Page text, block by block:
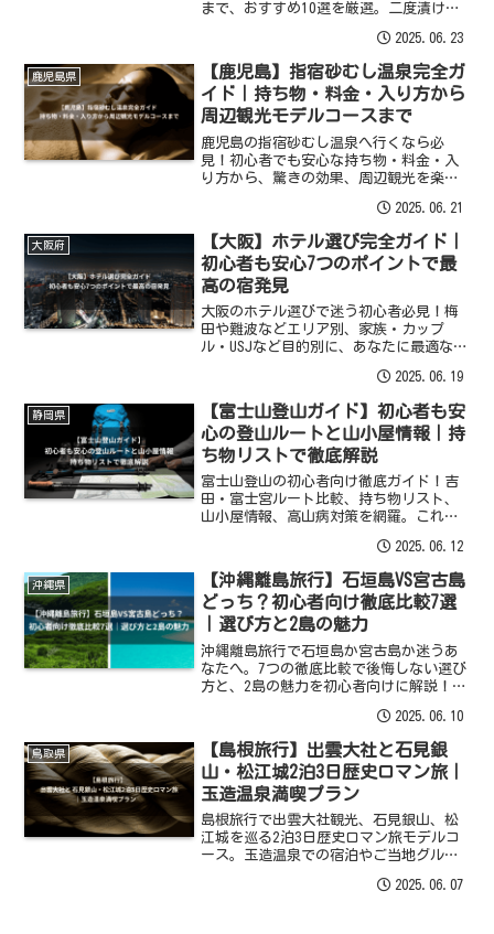
まで、おすすめ10選を厳選。二度漬け禁
デルコース、一人や子連れ向け情報も満
載です。
2025.06.23
鹿児島県
【鹿児島】指宿砂むし温泉完全ガ
イド｜持ち物・料金・入り方から
周辺観光モデルコースまで
鹿児島の指宿砂むし温泉へ行くなら必
見！初心者でも安心な持ち物・料金・入
り方から、驚きの効果、周辺観光を楽し
でOK？予約は必要？などの疑問も解決し
ます。
2025.06.21
大阪府
【大阪】ホテル選び完全ガイド｜
初心者も安心7つのポイントで最
高の宿発見
大阪のホテル選びで迷う初心者必見！梅
田や難波などエリア別、家族・カップ
ル・USJなど目的別に、あなたに最適なお
解説。格安から高級まで後悔しない最高
の宿を予約。
2025.06.19
静岡県
【富士山登山ガイド】初心者も安
心の登山ルートと山小屋情報｜持
ち物リストで徹底解説
富士山登山の初心者向け徹底ガイド！吉
田・富士宮ルート比較、持ち物リスト、
山小屋情報、高山病対策を網羅。これで
2025.06.12
沖縄県
【沖縄離島旅行】石垣島VS宮古島
どっち？初心者向け徹底比較7選
｜選び方と2島の魅力
沖縄離島旅行で石垣島か宮古島か迷うあ
なたへ。7つの徹底比較で後悔しない選び
方と、2島の魅力を初心者向けに解説！お
2025.06.10
鳥取県
【島根旅行】出雲大社と石見銀
山・松江城2泊3日歴史ロマン旅｜
玉造温泉満喫プラン
島根旅行で出雲大社観光、石見銀山、松
江城を巡る2泊3日歴史ロマン旅モデルコ
ース。玉造温泉での宿泊やご当地グル
2025.06.07